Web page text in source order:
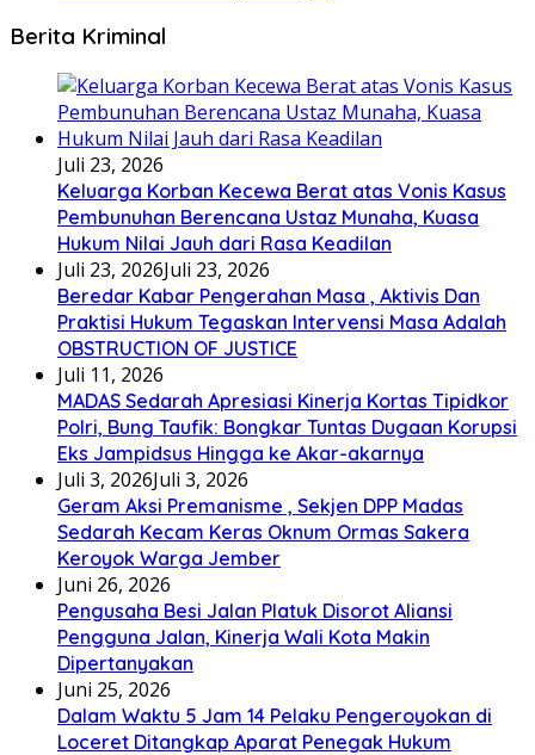
Berita Kriminal
Juli 23, 2026
Keluarga Korban Kecewa Berat atas Vonis Kasus
Pembunuhan Berencana Ustaz Munaha, Kuasa
Hukum Nilai Jauh dari Rasa Keadilan
Juli 23, 2026Juli 23, 2026
Beredar Kabar Pengerahan Masa , Aktivis Dan
Praktisi Hukum Tegaskan Intervensi Masa Adalah
OBSTRUCTION OF JUSTICE
Juli 11, 2026
MADAS Sedarah Apresiasi Kinerja Kortas Tipidkor
Polri, Bung Taufik: Bongkar Tuntas Dugaan Korupsi
Eks Jampidsus Hingga ke Akar-akarnya
Juli 3, 2026Juli 3, 2026
Geram Aksi Premanisme , Sekjen DPP Madas
Sedarah Kecam Keras Oknum Ormas Sakera
Keroyok Warga Jember
Juni 26, 2026
Pengusaha Besi Jalan Platuk Disorot Aliansi
Pengguna Jalan, Kinerja Wali Kota Makin
Dipertanyakan
Juni 25, 2026
Dalam Waktu 5 Jam 14 Pelaku Pengeroyokan di
Loceret Ditangkap Aparat Penegak Hukum